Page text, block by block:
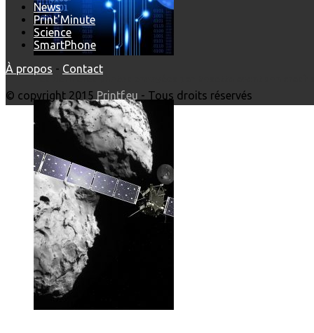
Les dernières photos envoyées par Rosetta avant son crash
News
Print'Minute
Science
SmartPhone
À propos - Contact
© copyright 2015 Printf.eu - Tous droits réservés